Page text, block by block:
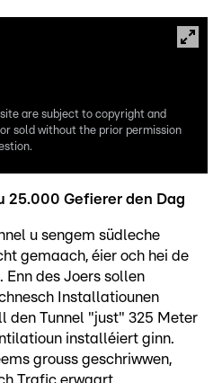
site are subject to copyright and
sold without the prior permission
25.000 Gefierer den Dag
u sengem südleche
gemaach, éier och hei de
Enn des Joers sollen
Installatiounen
den Tunnel "just" 325 Meter
installéiert ginn.
grouss geschriwwen,
Trafic erwaart.